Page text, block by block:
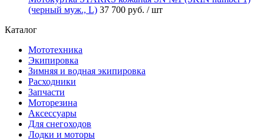
(черный муж., L) 37 700 руб. / шт
Каталог
Мототехника
Экипировка
Зимняя и водная экипировка
Расходники
Запчасти
Моторезина
Аксессуары
Для снегоходов
Лодки и моторы